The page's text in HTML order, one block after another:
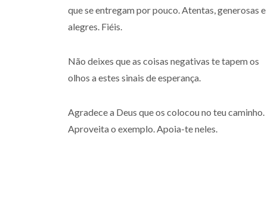
que se entregam por pouco. Atentas, generosas e
alegres. Fiéis.
Não deixes que as coisas negativas te tapem os
olhos a estes sinais de esperança.
Agradece a Deus que os colocou no teu caminho.
Aproveita o exemplo. Apoia-te neles.